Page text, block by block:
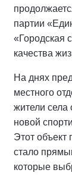
партии
«Городская
качества
На днях
местного
жители села
новой
Этот объект
стало
которые